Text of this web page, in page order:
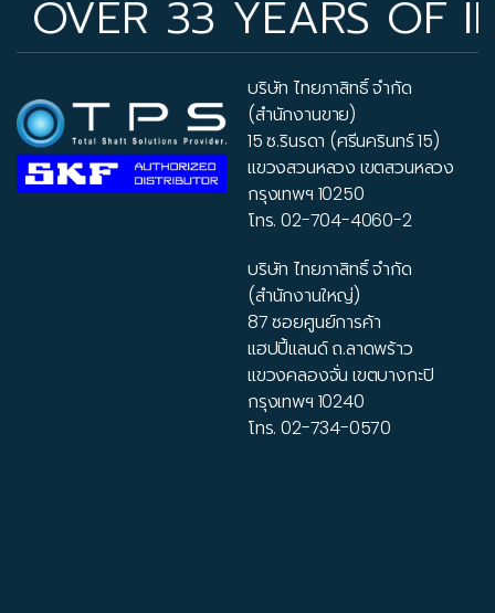
33 YEARS OF
บริษัท ไทยภาสิทธิ์ จำกัด
(สำนักงานขาย)
15 ซ.รินรดา (ศรีนครินทร์ 15)
แขวงสวนหลวง เขตสวนหลวง
กรุงเทพฯ 10250
โทร.02-704-4060-2
บริษัท ไทยภาสิทธิ์ จำกัด
(สำนักงานใหญ่)
87 ซอยศูนย์การค้า
แฮปปี้แลนด์ ถ.ลาดพร้าว
แขวงคลองจั่น เขตบางกะปิ
กรุงเทพฯ 10240
โทร.02-734-0570